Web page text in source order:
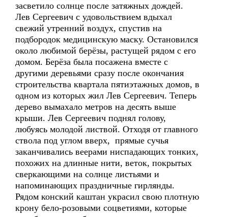
засветило солнце после затяжных дождей.
Лев Сергеевич с удовольствием вдыхал
свежий утренний воздух, спустив на
подбородок медицинскую маску. Остановился
около любимой берёзы, растущей рядом с его
домом. Берёза была посажена вместе с
другими деревьями сразу после окончания
строительства квартала пятиэтажных домов, в
одном из которых жил Лев Сергеевич. Теперь
дерево вымахало метров на десять выше
крыши. Лев Сергеевич поднял голову,
любуясь молодой листвой. Отходя от главного
ствола под углом вверх, прямые сучья
заканчивались веерами ниспадающих тонких,
похожих на длинные нити, веток, покрытых
сверкающими на солнце листьями и
напоминающих праздничные гирлянды.
Рядом конский каштан украсил свою плотную
крону бело-розовыми соцветиями, которые